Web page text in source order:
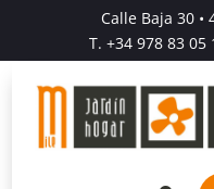
Calle Baja 30 •
T. +34 978 83 05